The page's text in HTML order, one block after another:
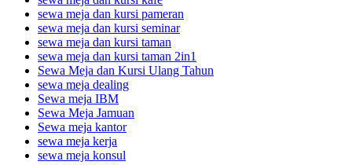
sewa meja dan kursi pameran
sewa meja dan kursi seminar
sewa meja dan kursi taman
sewa meja dan kursi taman 2in1
Sewa Meja dan Kursi Ulang Tahun
sewa meja dealing
Sewa meja IBM
Sewa Meja Jamuan
Sewa meja kantor
sewa meja kerja
sewa meja konsul